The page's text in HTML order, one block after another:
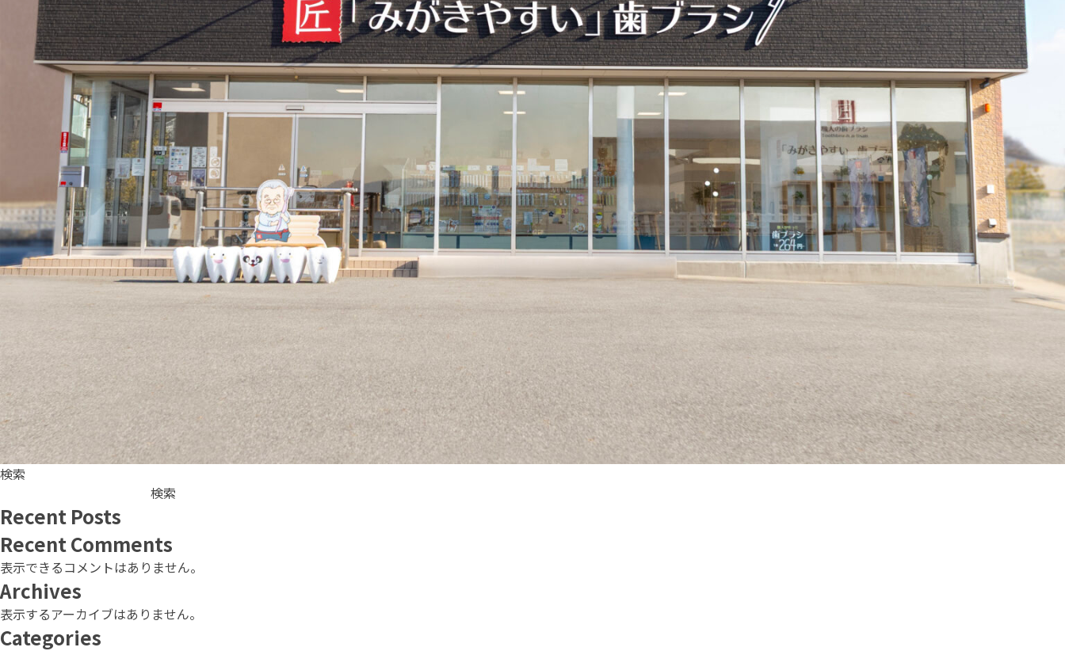
検索
検索
Recent Posts
Recent Comments
表示できるコメントはありません。
Archives
表示するアーカイブはありません。
Categories